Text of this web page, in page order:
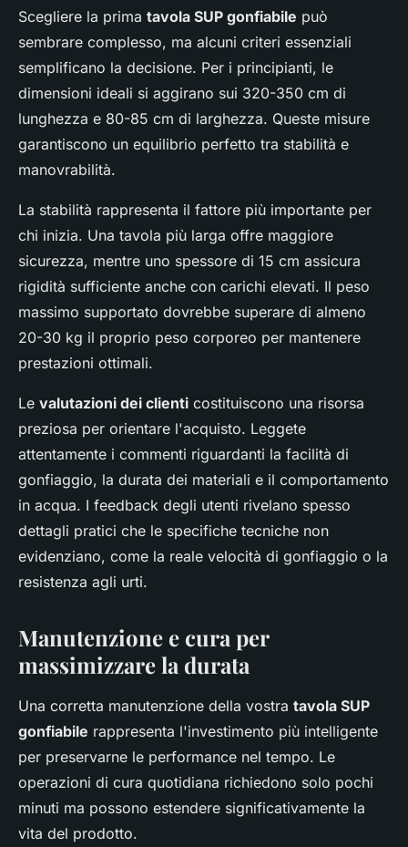
Scegliere la prima tavola SUP gonfiabile può
sembrare complesso, ma alcuni criteri essenziali
semplificano la decisione. Per i principianti, le
dimensioni ideali si aggirano sui 320-350 cm di
lunghezza e 80-85 cm di larghezza. Queste misure
garantiscono un equilibrio perfetto tra stabilità e
manovrabilità.
La stabilità rappresenta il fattore più importante per
chi inizia. Una tavola più larga offre maggiore
sicurezza, mentre uno spessore di 15 cm assicura
rigidità sufficiente anche con carichi elevati. Il peso
massimo supportato dovrebbe superare di almeno
20-30 kg il proprio peso corporeo per mantenere
prestazioni ottimali.
Le valutazioni dei clienti costituiscono una risorsa
preziosa per orientare l'acquisto. Leggete
attentamente i commenti riguardanti la facilità di
gonfiaggio, la durata dei materiali e il comportamento
in acqua. I feedback degli utenti rivelano spesso
dettagli pratici che le specifiche tecniche non
evidenziano, come la reale velocità di gonfiaggio o la
resistenza agli urti.
Manutenzione e cura per
massimizzare la durata
Una corretta manutenzione della vostra tavola SUP
gonfiabile rappresenta l'investimento più intelligente
per preservarne le performance nel tempo. Le
operazioni di cura quotidiana richiedono solo pochi
minuti ma possono estendere significativamente la
vita del prodotto.